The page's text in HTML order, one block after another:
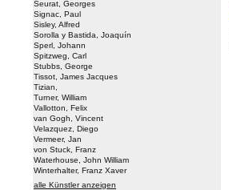
Seurat, Georges
Signac, Paul
Sisley, Alfred
Sorolla y Bastida, Joaquín
Sperl, Johann
Spitzweg, Carl
Stubbs, George
Tissot, James Jacques
Tizian,
Turner, William
Vallotton, Felix
van Gogh, Vincent
Velazquez, Diego
Vermeer, Jan
von Stuck, Franz
Waterhouse, John William
Winterhalter, Franz Xaver
alle Künstler anzeigen